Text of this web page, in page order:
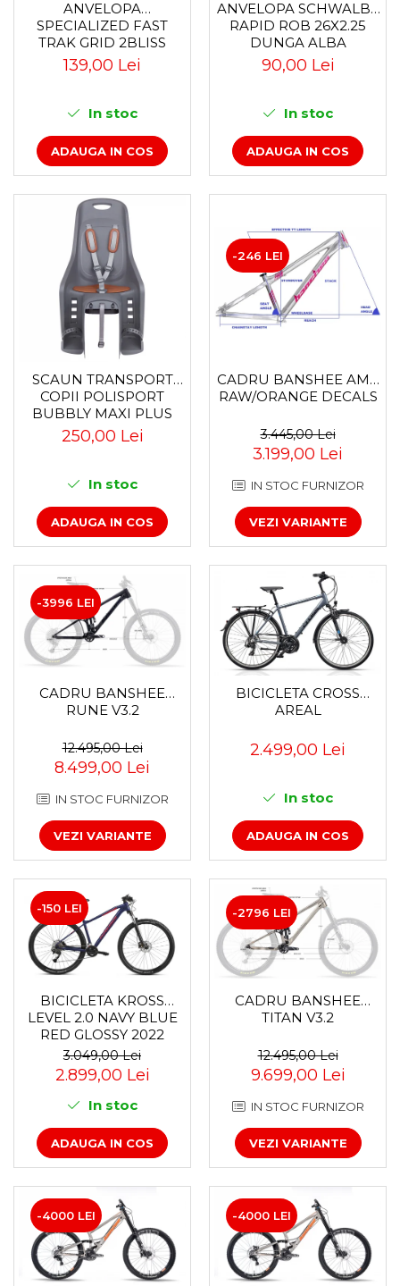
Cuvete (headset)
Discuri (rotoare)
Saboți
Piese frâne
Frâne pe disc
Piese furci
Furci cu suspensie
Ghidaje și întinzătoare lanț
Ghidoane și atașabile
Lanțuri
Za conectare rapidă
Manete Schimbător, Frâna,
Manete frână
Manete combo
Piese manete
Manete schimbător
Manșoane și ghidolină
Ghidolină
Accesorii
Manșoane
Pedale
Pinioane
Roți spate
Set roți
Accesorii roți
Roți față
Schimbătoare
Schimbătoare față
Schimbătoare spate
Piese schimbătoare
Șei
Tije telescopice
Coliere tije șa
Manete tije telescopice
Piese tije sa
Amortizoare spate
Arcuri
Pompe
Produse întreținere
Scaune copii
Scule și dispozitive
Sisteme antifurt
Sonerii
Încălțăminte
ANVELOPA
SPECIALIZED FAST
TRAK GRID 2BLISS
READY T7 - 29X2.35
BLACK - TUBELESS
139,00 Lei
In stoc
ADAUGA IN COS
ANVELOPA SCHWALBE
RAPID ROB 26X2.25
DUNGA ALBA
90,00 Lei
In stoc
ADAUGA IN COS
SCAUN TRANSPORT
COPII POLISPORT
BUBBLY MAXI PLUS
CFS PRINDERE PE
PORTBAGAJ - GRI-
250,00 Lei
In stoc
ADAUGA IN COS
-246 LEI
CADRU BANSHEE AMP
RAW/ORANGE DECALS
3.445,00 Lei
3.199,00 Lei
IN STOC FURNIZOR
VEZI VARIANTE
-3996 LEI
CADRU BANSHEE
RUNE V3.2
12.495,00 Lei
8.499,00 Lei
IN STOC FURNIZOR
VEZI VARIANTE
BICICLETA CROSS
AREAL
2.499,00 Lei
In stoc
ADAUGA IN COS
-150 LEI
BICICLETA KROSS
LEVEL 2.0 NAVY BLUE
RED GLOSSY 2022
3.049,00 Lei
2.899,00 Lei
In stoc
ADAUGA IN COS
-2796 LEI
CADRU BANSHEE
TITAN V3.2
12.495,00 Lei
9.699,00 Lei
IN STOC FURNIZOR
VEZI VARIANTE
-4000 LEI -4000 LEI